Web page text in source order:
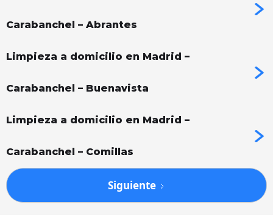
Carabanchel – Abrantes
Limpieza a domicilio en Madrid –
Carabanchel – Buenavista
Limpieza a domicilio en Madrid –
Carabanchel – Comillas
Siguiente